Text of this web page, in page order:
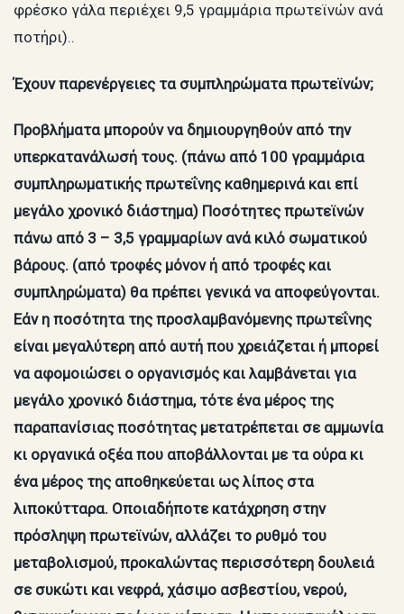
φρέσκο γάλα περιέχει 9,5 γραμμάρια πρωτεϊνών ανά
ποτήρι)..
Έχουν παρενέργειες τα συμπληρώματα πρωτεϊνών;
Προβλήματα μπορούν να δημιουργηθούν από την
υπερκατανάλωσή τους. (πάνω από 100 γραμμάρια
συμπληρωματικής πρωτεΐνης καθημερινά και επί
μεγάλο χρονικό διάστημα) Ποσότητες πρωτεϊνών
πάνω από 3 – 3,5 γραμμαρίων ανά κιλό σωματικού
βάρους. (από τροφές μόνον ή από τροφές και
συμπληρώματα) θα πρέπει γενικά να αποφεύγονται.
Εάν η ποσότητα της προσλαμβανόμενης πρωτεΐνης
είναι μεγαλύτερη από αυτή που χρειάζεται ή μπορεί
να αφομοιώσει ο οργανισμός και λαμβάνεται για
μεγάλο χρονικό διάστημα, τότε ένα μέρος της
παραπανίσιας ποσότητας μετατρέπεται σε αμμωνία
κι οργανικά οξέα που αποβάλλονται με τα ούρα κι
ένα μέρος της αποθηκεύεται ως λίπος στα
λιποκύτταρα. Οποιαδήποτε κατάχρηση στην
πρόσληψη πρωτεϊνών, αλλάζει το ρυθμό του
μεταβολισμού, προκαλώντας περισσότερη δουλειά
σε συκώτι και νεφρά, χάσιμο ασβεστίου, νερού,